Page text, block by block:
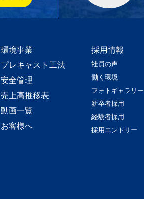
環境事業
プレキャスト工法
安全管理
売上高推移表
動画一覧
お客様へ
採用情報
社員の声
働く環境
フォトギャラリー
新卒者採用
経験者採用
採用エントリー